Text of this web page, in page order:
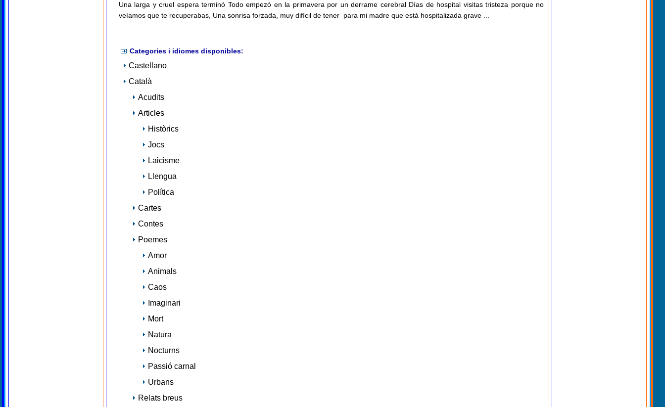
Una larga y cruel espera terminó Todo empezó en la primavera por un derrame cerebral Días de hospital visitas tristeza porque no
veíamos que te recuperabas, Una sonrisa forzada, muy difícil de tener para mi madre que está hospitalizada grave ...
Categories i idiomes disponibles:
Castellano
Català
Acudits
Articles
Històrics
Jocs
Laicisme
Llengua
Política
Cartes
Contes
Poemes
Amor
Animals
Caos
Imaginari
Mort
Natura
Nocturns
Passió carnal
Urbans
Relats breus